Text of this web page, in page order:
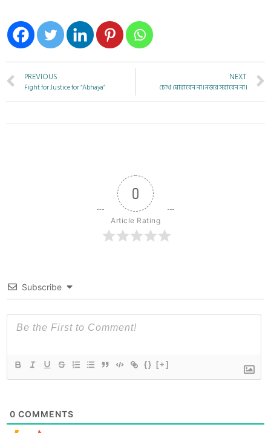
PREVIOUS
Fight for Justice for “Abhaya”
NEXT
চোখ ঘোরাবেন না। নজর সরাবেন না।
0
Article Rating
Subscribe
{} [+]
0 COMMENTS